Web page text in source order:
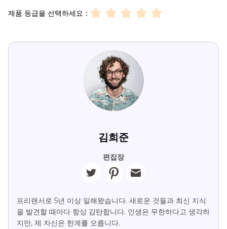
제품 등급을 선택하세요：
김희준
편집장
프리랜서로 5년 이상 일해왔습니다. 새로운 것들과 최신 지식
을 발견할 때마다 항상 감탄합니다. 인생은 무한하다고 생각하
지만, 제 자신은 한계를 모릅니다.